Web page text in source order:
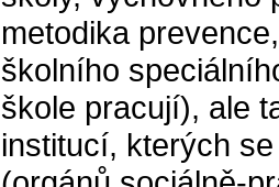
metodika
školního
škole pracují), ale
institucí, kterých